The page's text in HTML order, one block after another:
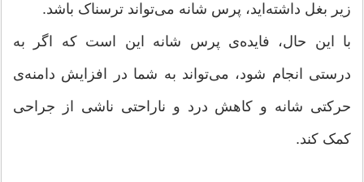
زیر بغل داشته‌اید، پرس شانه می‌تواند ترسناک باشد.
با این حال، فایده‌ی پرس شانه این است که اگر به
درستی انجام شود، می‌تواند به شما در افزایش دامنه‌ی
حرکتی شانه و کاهش درد و ناراحتی ناشی از جراحی
کمک کند.